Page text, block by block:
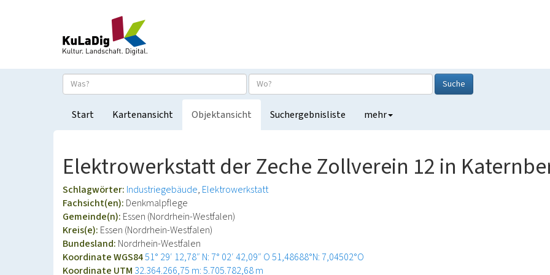
Suche
Start Kartenansicht Objektansicht Suchergebnisliste mehr
Elektrowerkstatt der Zeche Zollverein 12 in
Schlagwörter: Industriegebäude Elektrowerkstatt
Fachsicht(en): Denkmalpflege
Gemeinde(n): Essen (Nordrhein-Westfalen)
Kreis(e): Essen (Nordrhein-Westfalen)
Bundesland: Nordrhein-Westfalen
Koordinate WGS8451° 29′ 12,78″ N: 7° 02′ 42,09″ O51,48688°N: 7,04502°O
Koordinate UTM 32.364.266,75 m: 5.705.782,68 m